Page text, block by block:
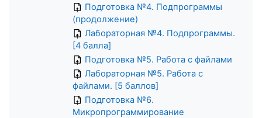
Подготовка №4. Подпрограммы
(продолжение)
Лабораторная №4. Подпрограммы.
[4 балла]
Подготовка №5. Работа с файлами
Лабораторная №5. Работа с
файлами. [5 баллов]
Подготовка №6.
Микропрограммирование